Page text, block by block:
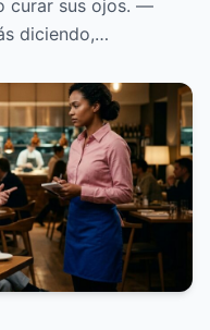
curar sus ojos. —
diciendo,…